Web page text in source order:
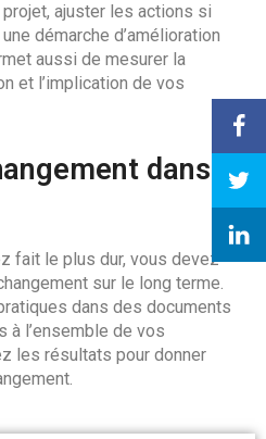
ajuster les actions si
démarche d’amélioration
aussi de mesurer la
et l’implication de vos
dans
fait le plus dur, vous devez
sur le long terme.
dans des documents
l’ensemble de vos
les résultats pour donner